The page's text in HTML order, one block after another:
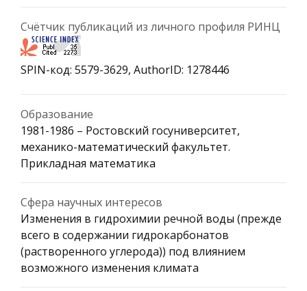
Счётчик публикаций из личного профиля РИНЦ
SPIN-код: 5579-3629, AuthorID: 1278446
Образование
1981-1986 – Ростовский госуниверситет,
механико-математический факультет.
Прикладная математика
Сфера научных интересов
Изменения в гидрохимии речной воды (прежде
всего в содержании гидрокарбонатов
(растворенного углерода)) под влиянием
возможного изменения климата